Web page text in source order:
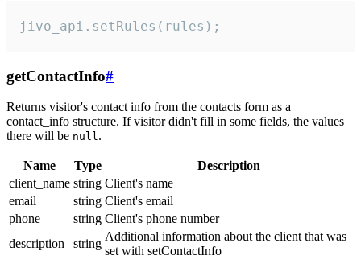
jivo_api.setRules(rules);
getContactInfo#
Returns visitor's contact info from the contacts form as a
contact_info structure. If visitor didn't fill in some fields, the values
there will be null.
Name Type
Description
client_name string Client's name
email
string Client's email
phone
string Client's phone number
description
string
Additional information about the client that was
set with setContactInfo